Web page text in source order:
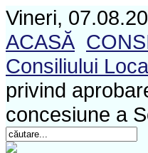
Vineri,
ACASĂ
Consiliului
privind
concesiune a